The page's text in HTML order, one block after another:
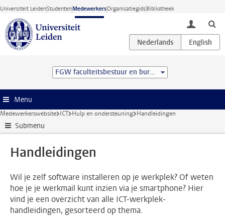
Ga direct naar de inhoud
Universiteit LeidenStudentenMedewerkersOrganisatiegidsBibliotheek
toggle
FGW faculteitsbestuur en bureau
Menu
Medewerkerswebsite ICT Hulp en ondersteuning Handleidingen
Submenu
Handleidingen
Wil je zelf software installeren op je werkplek? Of weten
hoe je je werkmail kunt inzien via je smartphone? Hier
vind je een overzicht van alle ICT-werkplek-
handleidingen, gesorteerd op thema.